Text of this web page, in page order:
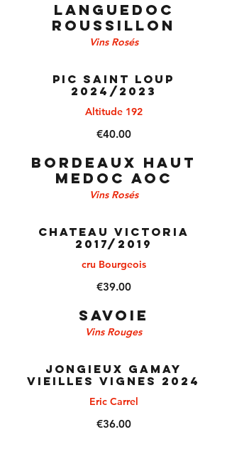
LANGUEDOC
ROUSSILLON
Vins Rosés
PIC SAINT LOUP
2024/2023
Altitude 192
€40.00
BORDEAUX HAUT
MEDOC AOC
Vins Rosés
CHATEAU VICTORIA
2017/2019
cru Bourgeois
€39.00
SAVOIE
Vins Rouges
JONGIEUX GAMAY
VIEILLES VIGNES 2024
Eric Carrel
€36.00